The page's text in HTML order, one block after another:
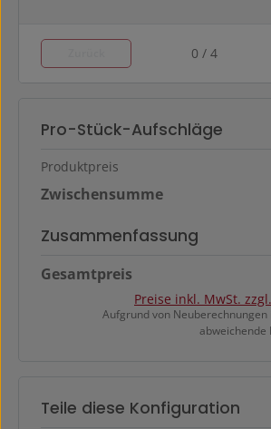
0 / 4
Pro-Stück-Aufschläge
Produktpreis
Zwischensumme
Zusammenfassung
Gesamtpreis
Preise inkl. MwSt.
Aufgrund von
abweichende
Teile diese Konfiguration